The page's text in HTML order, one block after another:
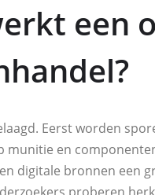
een
Eerst worden
munitie en
digitale bronnen een